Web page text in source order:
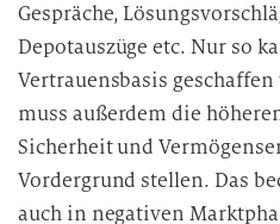
Gespräche,
Depotauszüge etc. Nur so
Vertrauensbasis geschaffen
muss außerdem die
Sicherheit und
Vordergrund stellen. Das
auch in negativen